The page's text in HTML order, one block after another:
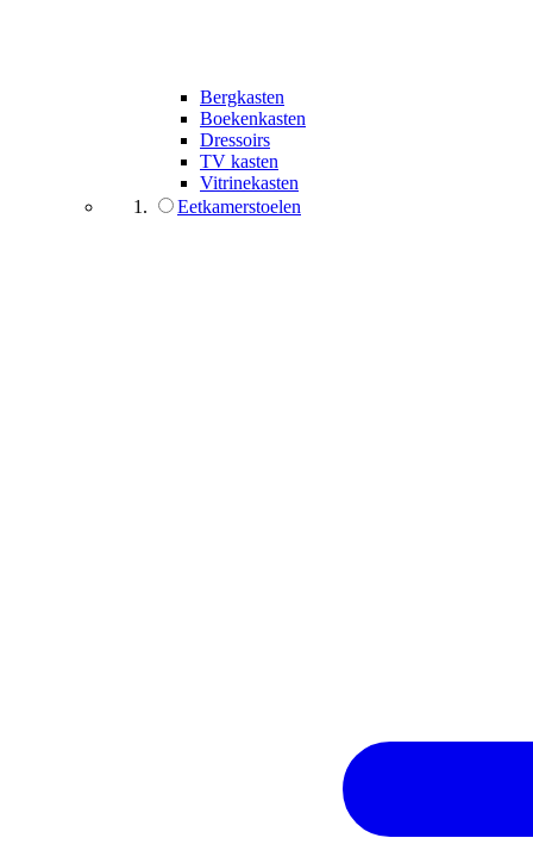
Bergkasten
Boekenkasten
Dressoirs
TV kasten
Vitrinekasten
Eetkamerstoelen